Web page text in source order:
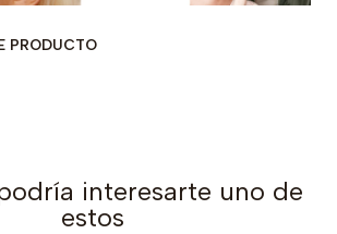
PRODUCTO
interesarte uno de
estos